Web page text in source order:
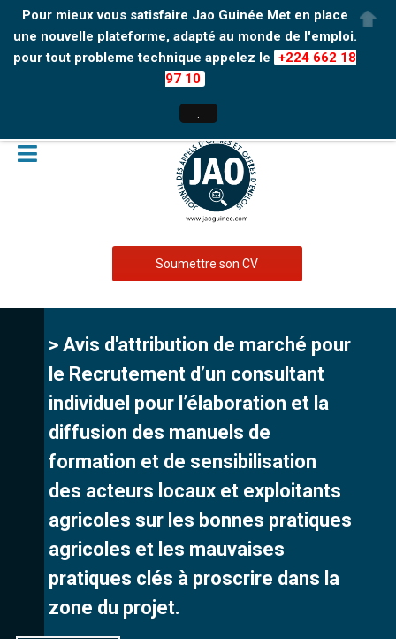
Pour mieux vous satisfaire Jao Guinée Met en place
une nouvelle plateforme, adapté au monde de l'emploi.
pour tout probleme technique appelez le +224 662 18
97 10
Soumettre son CV
> Avis d'attribution de marché pour
le Recrutement d’un consultant
individuel pour l’élaboration et la
diffusion des manuels de
formation et de sensibilisation
des acteurs locaux et exploitants
agricoles sur les bonnes pratiques
agricoles et les mauvaises
pratiques clés à proscrire dans la
zone du projet.